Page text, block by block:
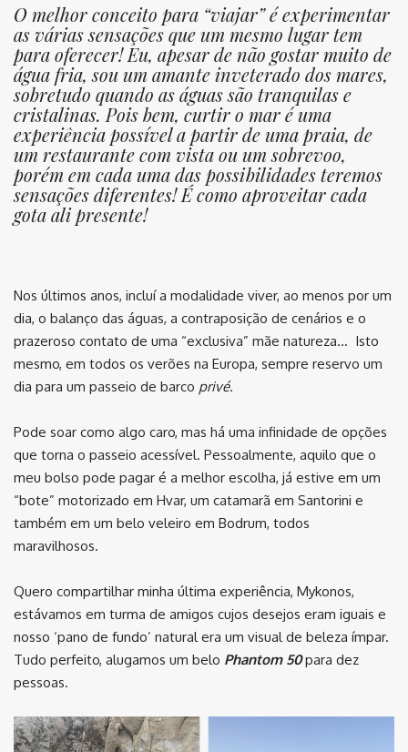
O melhor conceito para “viajar” é experimentar
as várias sensações que um mesmo lugar tem
para oferecer! Eu, apesar de não gostar muito de
água fria, sou um amante inveterado dos mares,
sobretudo quando as águas são tranquilas e
cristalinas. Pois bem, curtir o mar é uma
experiência possível a partir de uma praia, de
um restaurante com vista ou um sobrevoo,
porém em cada uma das possibilidades teremos
sensações diferentes! É como aproveitar cada
gota ali presente!
Nos últimos anos, incluí a modalidade viver, ao menos por um
dia, o balanço das águas, a contraposição de cenários e o
prazeroso contato de uma “exclusiva” mãe natureza… Isto
mesmo, em todos os verões na Europa, sempre reservo um
dia para um passeio de barco privé.
Pode soar como algo caro, mas há uma infinidade de opções
que torna o passeio acessível. Pessoalmente, aquilo que o
meu bolso pode pagar é a melhor escolha, já estive em um
“bote” motorizado em Hvar, um catamarã em Santorini e
também em um belo veleiro em Bodrum, todos
maravilhosos.
Quero compartilhar minha última experiência, Mykonos,
estávamos em turma de amigos cujos desejos eram iguais e
nosso ‘pano de fundo’ natural era um visual de beleza ímpar.
Tudo perfeito, alugamos um belo Phantom 50para dez
pessoas.